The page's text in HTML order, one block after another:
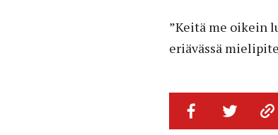
”Keitä me oikein
eriävässä